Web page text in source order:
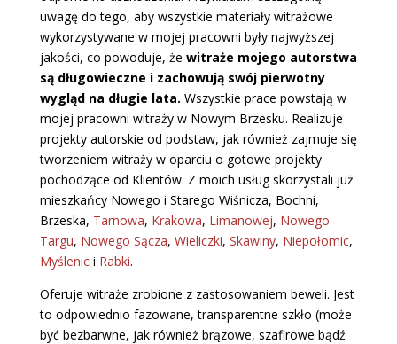
uwagę do tego, aby wszystkie materiały witrażowe
wykorzystywane w mojej pracowni były najwyższej
jakości, co powoduje, że witraże mojego autorstwa
są długowieczne i zachowują swój pierwotny
wygląd na długie lata. Wszystkie prace powstają w
mojej pracowni witraży w Nowym Brzesku. Realizuje
projekty autorskie od podstaw, jak również zajmuje się
tworzeniem witraży w oparciu o gotowe projekty
pochodzące od Klientów. Z moich usług skorzystali już
mieszkańcy Nowego i Starego Wiśnicza, Bochni,
Brzeska, Tarnowa, Krakowa, Limanowej, Nowego
Targu, Nowego Sącza, Wieliczki, Skawiny, Niepołomic,
Myślenici Rabki.
Oferuje witraże zrobione z zastosowaniem beweli. Jest
to odpowiednio fazowane, transparentne szkło (może
być bezbarwne, jak również brązowe, szafirowe bądź